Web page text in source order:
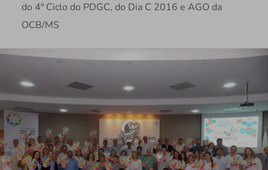
do 4º Ciclo do PDGC, do Dia C 2016 e AGO da
OCB/MS